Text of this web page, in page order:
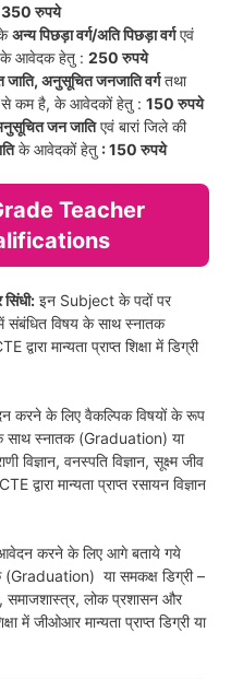
350 रुपये
अन्य पिछड़ा वर्ग/अति पिछड़ा वर्गएवं
के आवेदक हेतु : 250 रुपये
अनुसूचित जनजाति वर्गतथा
से कम है, के आवेदकों हेतु : 150 रुपये
जन जातिएवं बारां जिले की
के आवेदकों हेतु : 150 रुपये
Teacher
इन Subject के पदों पर
विषय के साथ स्नातक
मान्यता प्राप्त शिक्षा में डिग्री
करने के लिए वैकल्पिक विषयों के रूप
स्नातक (Graduation) या
विज्ञान, वनस्पति विज्ञान, सूक्ष्म जीव
द्वारा मान्यता प्राप्त रसायन विज्ञान
करने के लिए आगे बताये गये
(Graduation) या समकक्ष डिग्री –
समाजशास्त्र, लोक प्रशासन और
में जीओआर मान्यता प्राप्त डिग्री या